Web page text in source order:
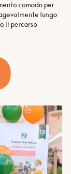
comodo per
lungo
il percorso